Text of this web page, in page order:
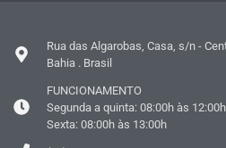
Rua das Algarobas, Casa, s/n -
Bahia . Brasil
FUNCIONAMENTO
Segunda a quinta: 08:00h às
Sexta: 08:00h às 13:00h